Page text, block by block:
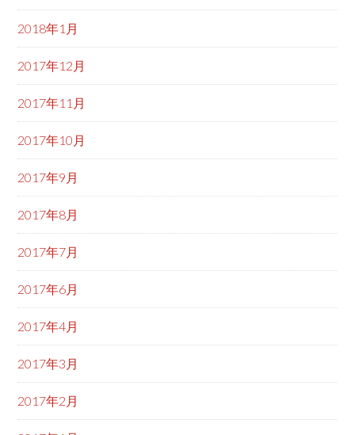
2018年1月
2017年12月
2017年11月
2017年10月
2017年9月
2017年8月
2017年7月
2017年6月
2017年4月
2017年3月
2017年2月